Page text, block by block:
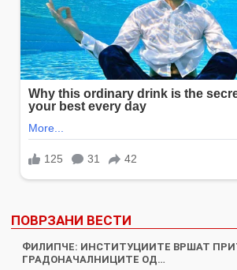
ПОВРЗАНИ ВЕСТИ
ФИЛИПЧЕ: ИНСТИТУЦИИТЕ ВРШАТ
ГРАДОНАЧАЛНИЦИТЕ ОД…